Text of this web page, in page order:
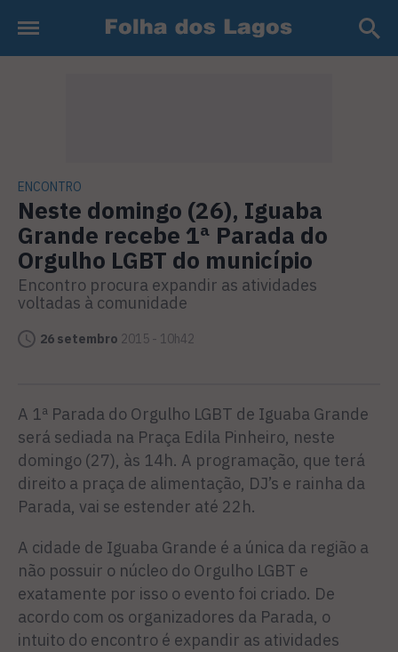
ENCONTRO
Neste domingo (26), Iguaba
Grande recebe 1ª Parada do
Orgulho LGBT do município
Encontro procura expandir as atividades
voltadas à comunidade
26 setembro 2015 - 10h42
A 1ª Parada do Orgulho LGBT de Iguaba Grande
será sediada na Praça Edila Pinheiro, neste
domingo (27), às 14h. A programação, que terá
direito a praça de alimentação, DJ’s e rainha da
Parada, vai se estender até 22h.
A cidade de Iguaba Grande é a única da região a
não possuir o núcleo do Orgulho LGBT e
exatamente por isso o evento foi criado. De
acordo com os organizadores da Parada, o
intuito do encontro é expandir as atividades